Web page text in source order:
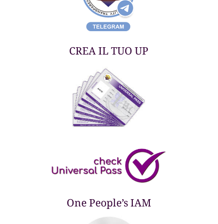
CREA IL TUO UP
One People’s IAM